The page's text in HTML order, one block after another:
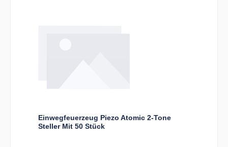
Einwegfeuerzeug Piezo Atomic 2-Tone
Steller Mit 50 Stück